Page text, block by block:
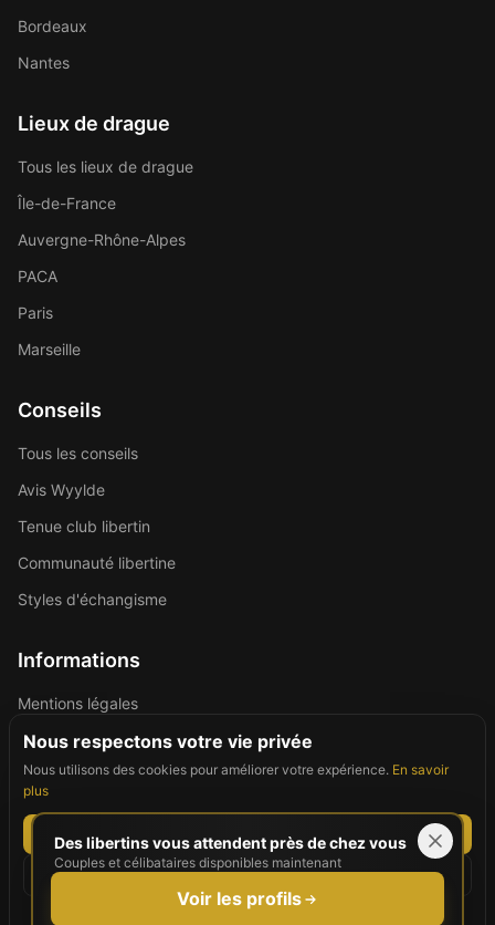
Bordeaux
Nantes
Lieux de drague
Tous les lieux de drague
Île-de-France
Auvergne-Rhône-Alpes
PACA
Paris
Marseille
Conseils
Tous les conseils
Avis Wyylde
Tenue club libertin
Communauté libertine
Styles d'échangisme
Informations
Mentions légales
Politique de confidentialité
Contact
©2026For Good People. Tous droits réservés.
Site réservé aux personnes majeures (18+)
Nous respectons votre vie privée
Nous utilisons des cookies pour améliorer votre expérience. En savoir
plus
Tout accepter
Tout refuser
Personnaliser
Des libertins vous attendent près de chez vous
Couples et célibataires disponibles maintenant
Voir les profils